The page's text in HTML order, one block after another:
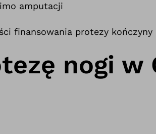
amputacji
finansowania protezy
nogi w